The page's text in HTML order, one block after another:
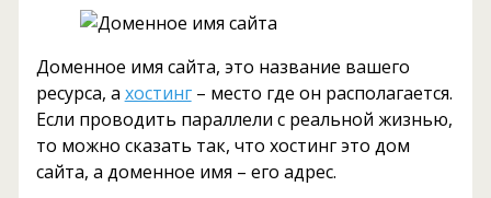
Доменное имя сайта, это название вашего
ресурса, а хостинг– место где он располагается.
Если проводить параллели с реальной жизнью,
то можно сказать так, что хостинг это дом
сайта, а доменное имя – его адрес.